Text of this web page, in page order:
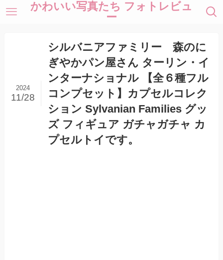
かわいい写真たち フォトレビュ
ー
シルバニアファミリー 森のに
ぎやかパン屋さん ターリン・イ
ンターナショナル 【全６種フル
コンプセット】カプセルコレク
ション Sylvanian Families グッ
ズ フィギュア ガチャガチャ カ
プセルトイです。
2024
11/28